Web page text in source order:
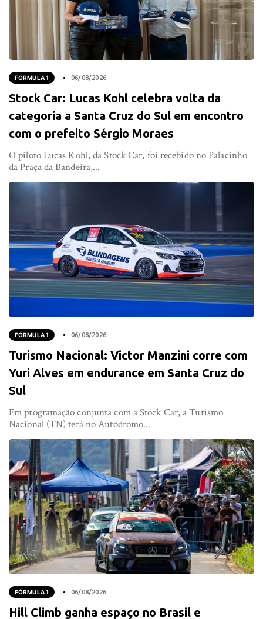
FÓRMULA 1 06/08/2026
Stock Car: Lucas Kohl celebra volta da
categoria a Santa Cruz do Sul em encontro
com o prefeito Sérgio Moraes
O piloto Lucas Kohl, da Stock Car, foi recebido no Palacinho
da Praça da Bandeira,...
FÓRMULA 1 06/08/2026
Turismo Nacional: Victor Manzini corre com
Yuri Alves em endurance em Santa Cruz do
Sul
Em programação conjunta com a Stock Car, a Turismo
Nacional (TN) terá no Autódromo...
FÓRMULA 1 06/08/2026
Hill Climb ganha espaço no Brasil e